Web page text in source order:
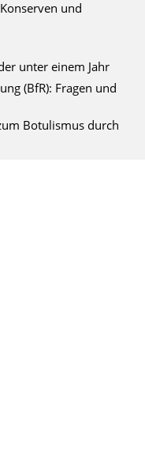
und
unter einem Jahr
(BfR): Fragen und
Botulismus durch